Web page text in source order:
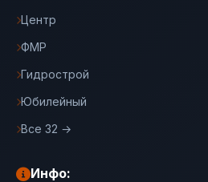
Центр
ФМР
Гидрострой
Юбилейный
Все 32 →
Инфо: